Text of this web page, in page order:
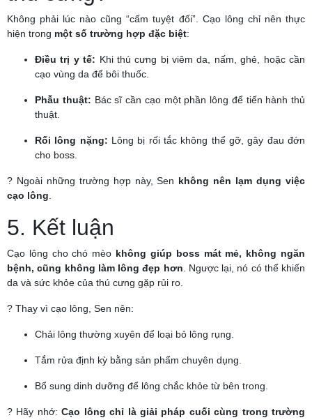
Không phải lúc nào cũng “cấm tuyệt đối”. Cạo lông chỉ nên thực
hiện trong một số trường hợp đặc biệt:
Điều trị y tế: Khi thú cưng bị viêm da, nấm, ghẻ, hoặc cần
cạo vùng da để bôi thuốc.
Phẫu thuật: Bác sĩ cần cạo một phần lông để tiến hành thủ
thuật.
Rối lông nặng: Lông bị rối tắc không thể gỡ, gây đau đớn
cho boss.
? Ngoài những trường hợp này, Sen không nên lạm dụng việc
cạo lông
5. Kết luận
Cạo lông cho chó mèo không giúp boss mát mẻ, không ngăn
bệnh, cũng không làm lông đẹp hơn . Ngược lại, nó có thể khiến
da và sức khỏe của thú cưng gặp rủi ro.
? Thay vì cạo lông, Sen nên:
Chải lông thường xuyên để loại bỏ lông rụng.
Tắm rửa định kỳ bằng sản phẩm chuyên dụng.
Bổ sung dinh dưỡng để lông chắc khỏe từ bên trong.
? Hãy nhớ:Cạo lông chỉ là giải pháp cuối cùng trong trường